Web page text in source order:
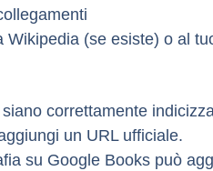
Wikipedia (se esiste) o al
correttamente
un URL ufficiale.
su Google Books può